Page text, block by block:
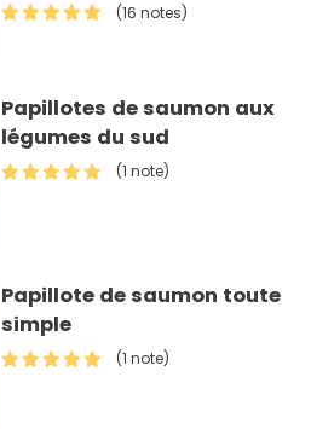
(16 notes)
Papillotes de saumon aux
légumes du sud
(1 note)
Papillote de saumon toute
simple
(1 note)